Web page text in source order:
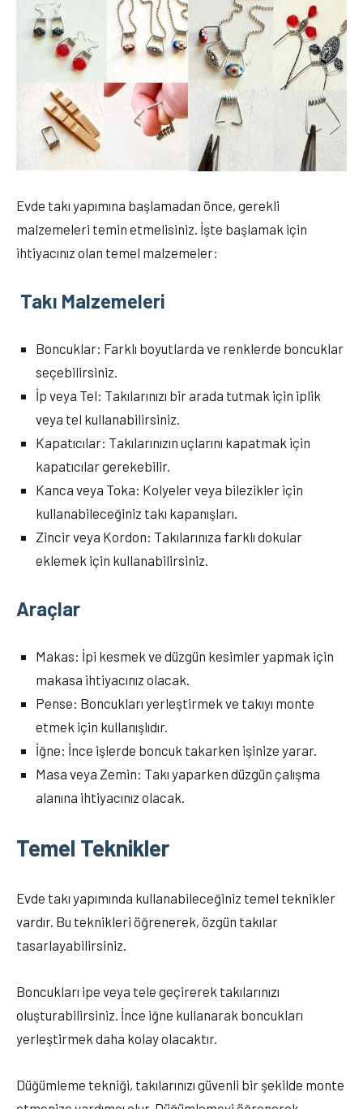
Evde takı yapımına başlamadan önce, gerekli
malzemeleri temin etmelisiniz. İşte başlamak için
ihtiyacınız olan temel malzemeler:
Takı Malzemeleri
Boncuklar: Farklı boyutlarda ve renklerde boncuklar
seçebilirsiniz.
İp veya Tel: Takılarınızı bir arada tutmak için iplik
veya tel kullanabilirsiniz.
Kapatıcılar: Takılarınızın uçlarını kapatmak için
kapatıcılar gerekebilir.
Kanca veya Toka: Kolyeler veya bilezikler için
kullanabileceğiniz takı kapanışları.
Zincir veya Kordon: Takılarınıza farklı dokular
eklemek için kullanabilirsiniz.
Araçlar
Makas: İpi kesmek ve düzgün kesimler yapmak için
makasa ihtiyacınız olacak.
Pense: Boncukları yerleştirmek ve takıyı monte
etmek için kullanışlıdır.
İğne: İnce işlerde boncuk takarken işinize yarar.
Masa veya Zemin: Takı yaparken düzgün çalışma
alanına ihtiyacınız olacak.
Temel Teknikler
Evde takı yapımında kullanabileceğiniz temel teknikler
vardır. Bu teknikleri öğrenerek, özgün takılar
tasarlayabilirsiniz.
Boncukları ipe veya tele geçirerek takılarınızı
oluşturabilirsiniz. İnce iğne kullanarak boncukları
yerleştirmek daha kolay olacaktır.
Düğümleme tekniği, takılarınızı güvenli bir şekilde monte